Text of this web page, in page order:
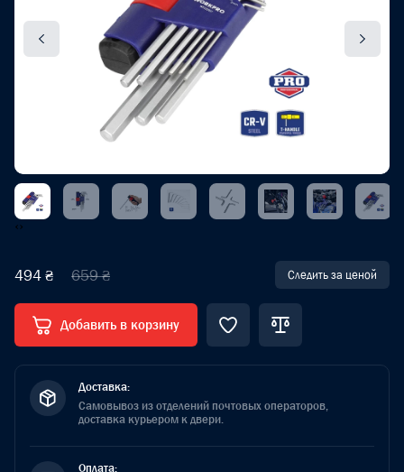
‹›
494 ₴ 659 ₴ Следить за ценой
Добавить в корзину
Доставка:
Самовывоз из отделений почтовых операторов,
доставка курьером к двери.
Оплата: